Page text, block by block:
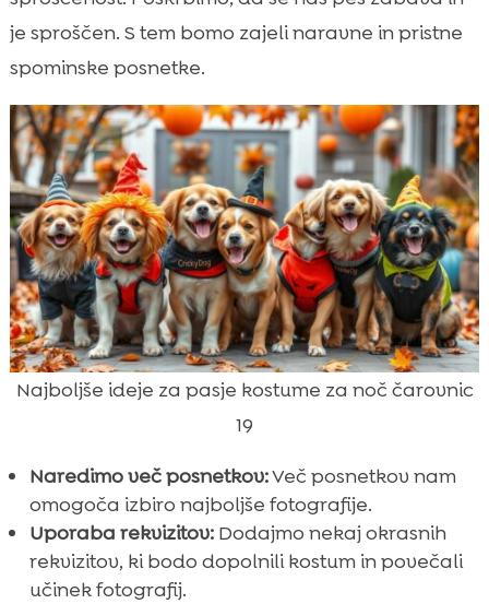
je sproščen. S tem bomo zajeli naravne in pristne
spominske posnetke.
Najboljše ideje za pasje kostume za noč čarovnic
19
Naredimo več posnetkov:Več posnetkov nam
omogoča izbiro najboljše fotografije.
Uporaba rekvizitov:Dodajmo nekaj okrasnih
rekvizitov, ki bodo dopolnili kostum in povečali
učinek fotografij.